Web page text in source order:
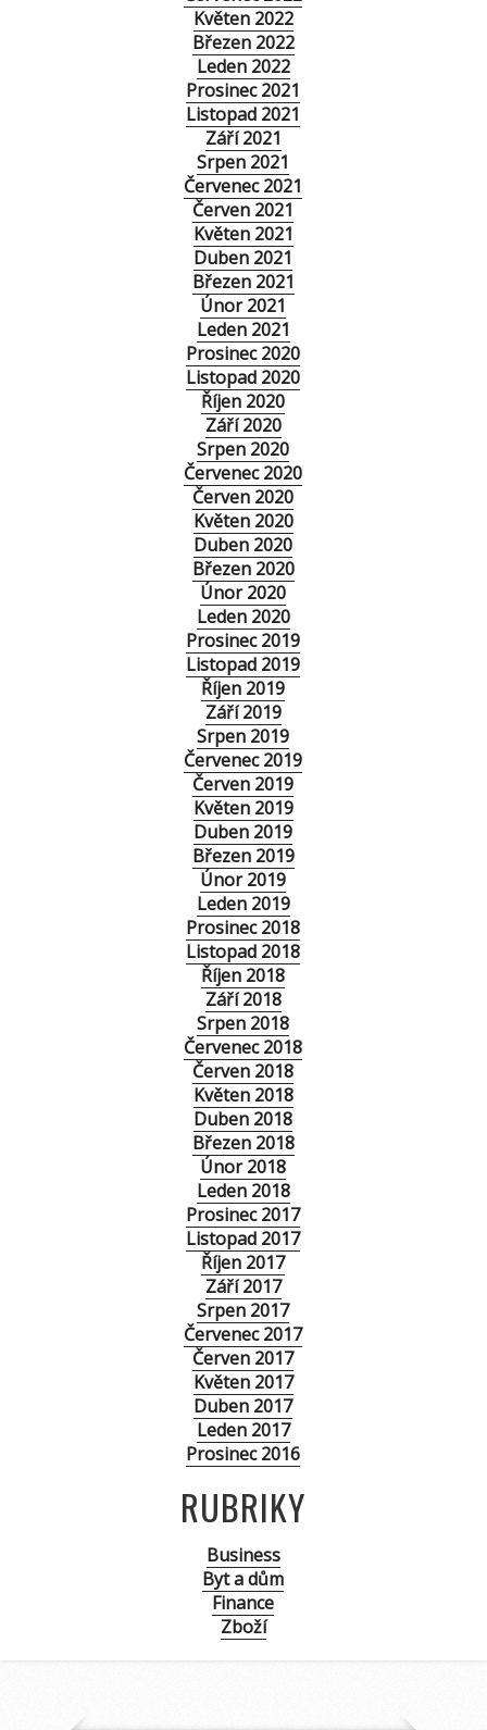
Květen 2022
Březen 2022
Leden 2022
Prosinec 2021
Listopad 2021
Září 2021
Srpen 2021
Červenec 2021
Červen 2021
Květen 2021
Duben 2021
Březen 2021
Únor 2021
Leden 2021
Prosinec 2020
Listopad 2020
Říjen 2020
Září 2020
Srpen 2020
Červenec 2020
Červen 2020
Květen 2020
Duben 2020
Březen 2020
Únor 2020
Leden 2020
Prosinec 2019
Listopad 2019
Říjen 2019
Září 2019
Srpen 2019
Červenec 2019
Červen 2019
Květen 2019
Duben 2019
Březen 2019
Únor 2019
Leden 2019
Prosinec 2018
Listopad 2018
Říjen 2018
Září 2018
Srpen 2018
Červenec 2018
Červen 2018
Květen 2018
Duben 2018
Březen 2018
Únor 2018
Leden 2018
Prosinec 2017
Listopad 2017
Říjen 2017
Září 2017
Srpen 2017
Červenec 2017
Červen 2017
Květen 2017
Duben 2017
Leden 2017
Prosinec 2016
RUBRIKY
Business
Byt a dům
Finance
Zboží